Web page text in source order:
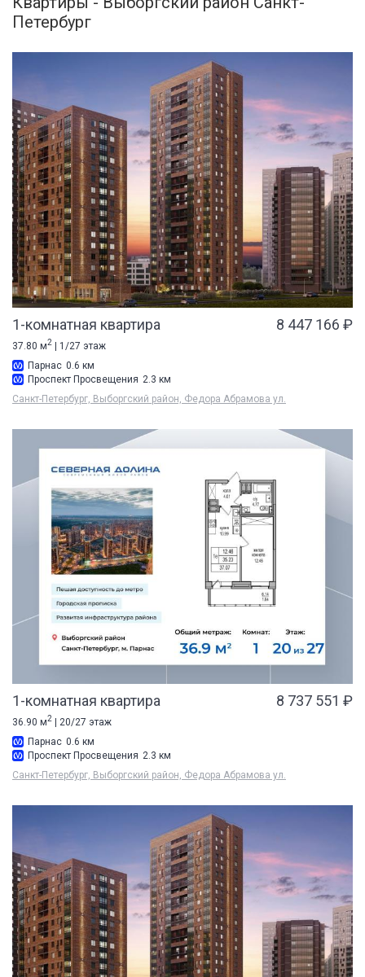
Петербург
1-комнатная квартира 8 447 166 ₽
37.80 м2 | 1/27 этаж
Парнас 0.6 км
Проспект Просвещения 2.3 км
Санкт-Петербург, Выборгский район, Федора Абрамова ул.
1-комнатная квартира 8 737 551 ₽
36.90 м2
| 20/27 этаж
Парнас 0.6 км
Проспект Просвещения 2.3 км
Санкт-Петербург, Выборгский район, Федора Абрамова ул.